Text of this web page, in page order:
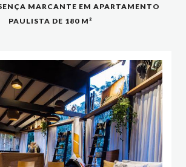
MARCANTE EM APARTAMENTO
PAULISTA DE 180 M²